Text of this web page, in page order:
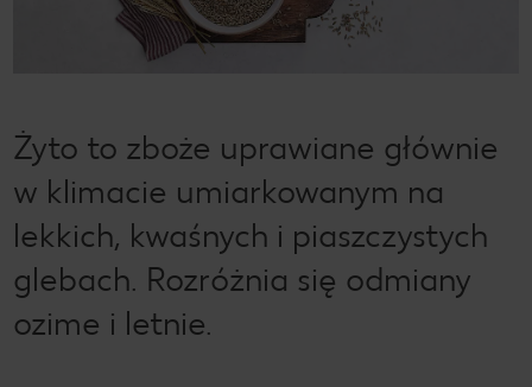
Żyto to zboże uprawiane głównie
w klimacie umiarkowanym na
lekkich, kwaśnych i piaszczystych
glebach. Rozróżnia się odmiany
ozime i letnie.